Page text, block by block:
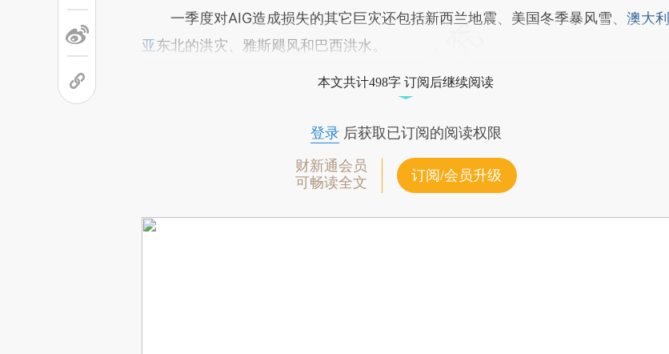
一季度对AIG造成损失的其它巨灾还包括新西兰地震、美国冬季暴风雪、 澳大利
亚东北的洪灾、雅斯飓风和巴西洪水。
本文共计498字 订阅后继续阅读
登录后获取已订阅的阅读权限
财新通会员
可畅读全文
订阅/会员升级